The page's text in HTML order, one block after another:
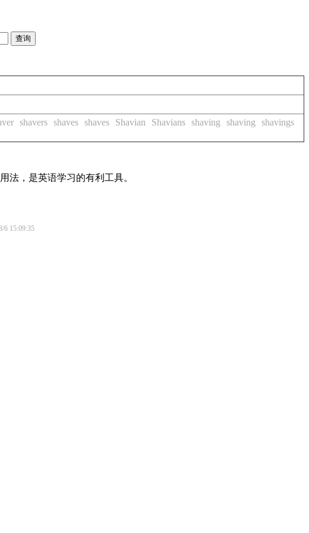
shavers shaves shaves Shavian Shavians shaving shaving
shavings
法，是英语学习的有利工具。
6 15:09:35